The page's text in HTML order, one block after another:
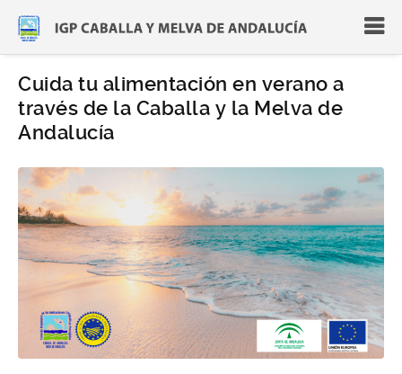
Cuida tu alimentación en verano a
través de la Caballa y la Melva de
Andalucía